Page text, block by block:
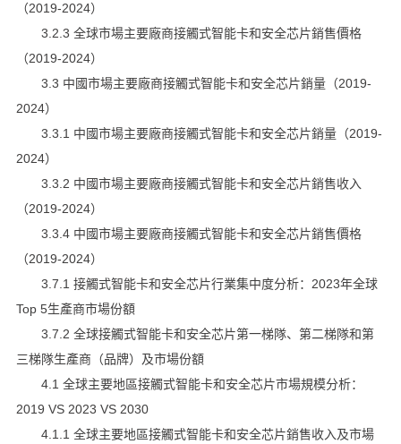
（2019-2024）
3.2.3 全球市場主要廠商接觸式智能卡和安全芯片銷售價格
（2019-2024）
3.3 中國市場主要廠商接觸式智能卡和安全芯片銷量（2019-
2024）
3.3.1 中國市場主要廠商接觸式智能卡和安全芯片銷量（2019-
2024）
3.3.2 中國市場主要廠商接觸式智能卡和安全芯片銷售收入
（2019-2024）
3.3.4 中國市場主要廠商接觸式智能卡和安全芯片銷售價格
（2019-2024）
3.7.1 接觸式智能卡和安全芯片行業集中度分析：2023年全球
Top 5生產商市場份額
3.7.2 全球接觸式智能卡和安全芯片第一梯隊、第二梯隊和第
三梯隊生產商（品牌）及市場份額
4.1 全球主要地區接觸式智能卡和安全芯片市場規模分析：
2019 VS 2023 VS 2030
4.1.1 全球主要地區接觸式智能卡和安全芯片銷售收入及市場